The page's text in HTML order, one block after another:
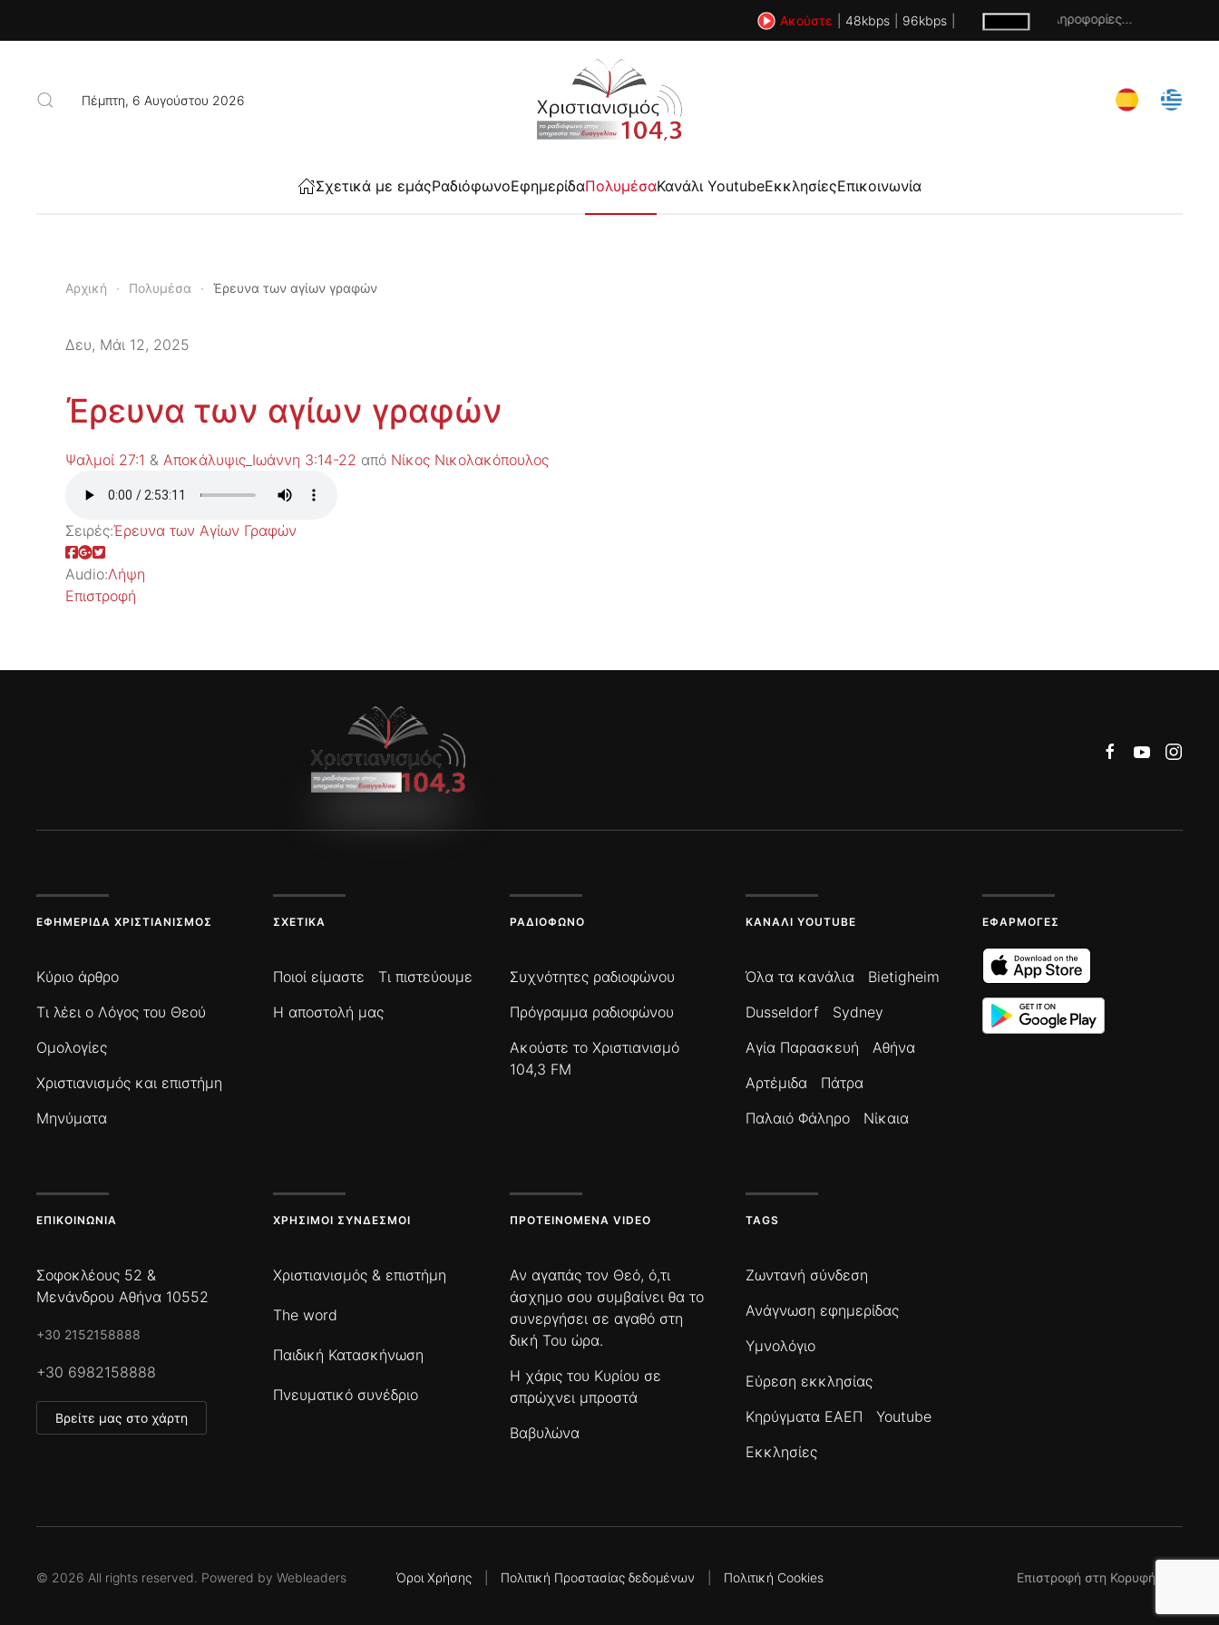
Ακούστε 48kbps 96kbps Χωρίς πληροφορίες...
Πέμπτη, 6 Αυγούστου 2026
Σχετικά με εμάςΡαδιόφωνοΕφημερίδαΠολυμέσαΚανάλι YoutubeΕκκλησίεςΕπικοινωνία
Αρχική Πολυμέσα Έρευνα των αγίων γραφών
Δευ, Μάι 12, 2025
Έρευνα των αγίων γραφών
Ψαλμοί 27:1 & Αποκάλυψις_Ιωάννη 3:14-22 από Νίκος Νικολακόπουλος
Σειρές:Έρευνα των Αγίων Γραφών
Audio:Λήψη
Επιστροφή
ΕΦΗΜΕΡΊΔΑ ΧΡΙΣΤΙΑΝΙΣΜΌΣ
Κύριο άρθρο
Τι λέει ο Λόγος του Θεού
Ομολογίες
Χριστιανισμός και επιστήμη
Μηνύματα
ΣΧΕΤΙΚΆ
Ποιοί είμαστε
Τι πιστεύουμε
Η αποστολή μας
ΡΑΔΙΌΦΩΝΟ
Συχνότητες ραδιοφώνου
Πρόγραμμα ραδιοφώνου
Ακούστε το Χριστιανισμό
104,3 FM
ΚΑΝΆΛΙ YOUTUBE
Όλα τα κανάλια
Bietigheim
Dusseldorf
Sydney
Αγία Παρασκευή
Αθήνα
Αρτέμιδα
Πάτρα
Παλαιό Φάληρο
Νίκαια
ΕΦΑΡΜΟΓΈΣ
ΕΠΙΚΟΙΝΩΝΊΑ
Σοφοκλέους 52 &
Μενάνδρου Αθήνα 10552
+30 2152158888
+30 6982158888
Βρείτε μας στο χάρτη
ΧΡΉΣΙΜΟΙ ΣΎΝΔΕΣΜΟΙ
Χριστιανισμός & επιστήμη
The word
Παιδική Κατασκήνωση
Πνευματικό συνέδριο
ΠΡΟΤΕΙΝΌΜΕΝΑ VIDEO
Αν αγαπάς τον Θεό, ό,τι
άσχημο σου συμβαίνει θα το
συνεργήσει σε αγαθό στη
δική Του ώρα.
Η χάρις του Κυρίου σε
σπρώχνει μπροστά
Βαβυλώνα
TAGS
Ζωντανή σύνδεση
Ανάγνωση εφημερίδας
Υμνολόγιο
Εύρεση εκκλησίας
Κηρύγματα ΕΑΕΠ
Youtube
Εκκλησίες
© 2026 All rights reserved. Powered by Webleaders Όροι Χρήσης| Πολιτική Προστασίας δεδομένων Πολιτική Cookies Επιστροφή στη Κορυφή